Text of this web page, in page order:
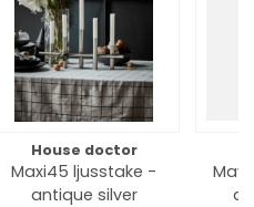
House doctor
Maxi45 ljusstake -
antique silver